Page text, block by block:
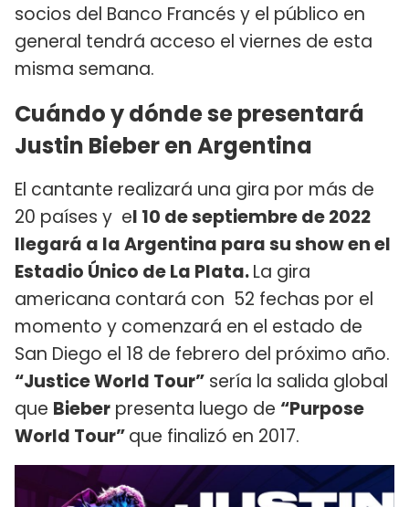
socios del Banco Francés y el público en
general tendrá acceso el viernes de esta
misma semana.
Cuándo y dónde se presentará
Justin Bieber en Argentina
El cantante realizará una gira por más de
20 países y el 10 de septiembre de 2022
llegará a la Argentina para su show en el
Estadio Único de La Plata.La gira
americana contará con 52 fechas por el
momento y comenzará en el estado de
San Diego el 18 de febrero del próximo año.
“Justice World Tour” sería la salida global
que Bieber presenta luego de “Purpose
World Tour”que finalizó en 2017.